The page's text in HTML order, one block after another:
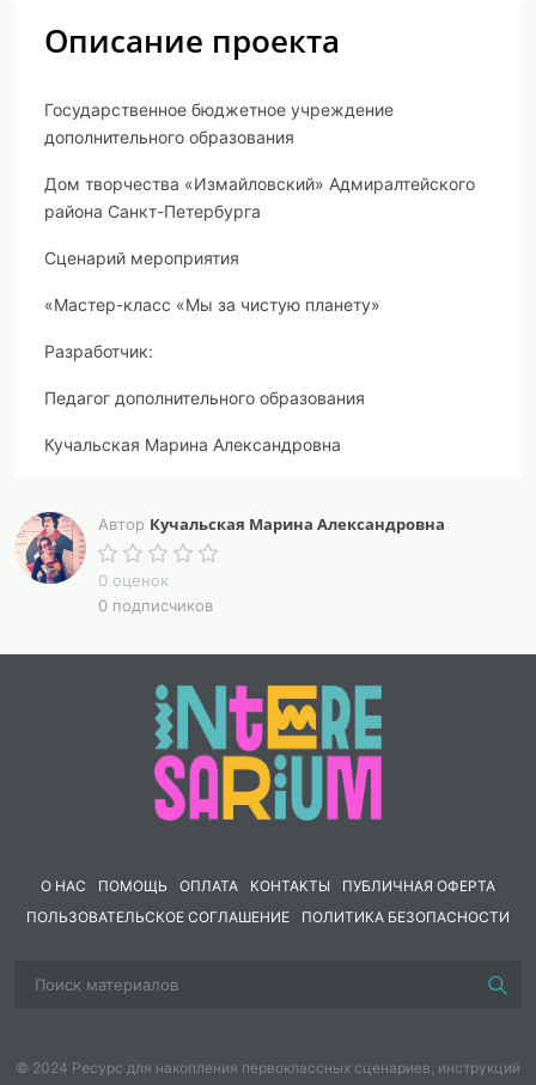
Описание проекта
Государственное бюджетное учреждение
дополнительного образования
Дом творчества «Измайловский» Адмиралтейского
района Санкт-Петербурга
Сценарий мероприятия
«Мастер-класс «Мы за чистую планету»
Разработчик:
Педагог дополнительного образования
Кучальская Марина Александровна
2024
Мастер-класс «Мы за чистую планету»
потреблении и переработки пластика
Закрепить знания детей о значимости экологичного и
осознанного потребления
Формировать правильное отношение к сохранению
Воспитывать внимание, сосредоточенность.
Автор Кучальская Марина Александровна
0 оценок
0 подписчиков
О НАС ПОМОЩЬ ОПЛАТА КОНТАКТЫ
ПУБЛИЧНАЯ ОФЕРТА
ПОЛЬЗОВАТЕЛЬСКОЕ СОГЛАШЕНИЕ
ПОЛИТИКА БЕЗОПАСНОСТИ
© 2024 Ресурс для накопления первоклассных сценариев, инструкций